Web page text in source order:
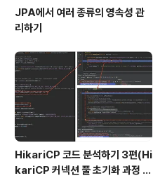
JPA에서 여러 종류의 영속성 관
리하기
HikariCP 코드 분석하기 3편(Hi
kariCP 커넥션 풀 초기화 과정 디